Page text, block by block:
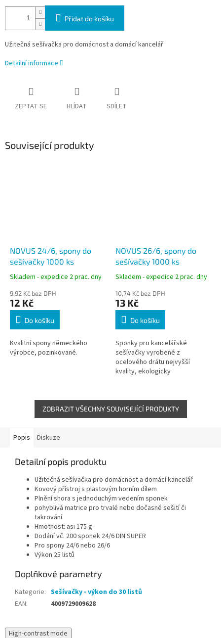
Přidat do košíku
Užitečná sešívačka pro domácnost a domácí kancelář
Detailní informace
ZEPTAT SE HLÍDAT SDÍLET
Související produkty
NOVUS 24/6, spony do
sešívačky 1000 ks
Skladem - expedice 2 prac. dny
9,92 Kč bez DPH
12 Kč
Do košíku
Kvalitní spony německého
výrobce, pozinkované.
NOVUS 26/6, spony do
sešívačky 1000 ks
Skladem - expedice 2 prac. dny
10,74 Kč bez DPH
13 Kč
Do košíku
Sponky pro kancelářské
sešívačky vyrobené z
ocelového drátu nejvyšší
kvality, ekologicky
ZOBRAZIT VŠECHNY SOUVISEJÍCÍ PRODUKTY
Popis Diskuze
Detailní popis produktu
Užitečná sešívačka pro domácnost a domácí kancelář
Kovový přístroj s plastovým horním dílem
Plnění shora s jednoduchým vedením sponek
pohyblivá matrice pro trvalé nebo dočasné sešití či
takrování
Hmotnost: asi 175 g
Dodání vč. 200 sponek 24/6 DIN SUPER
Pro spony 24/6 nebo 26/6
Výkon 25 listů
Doplňkové parametry
Kategorie: Sešívačky - výkon do 30 listů
EAN: 4009729009628
High-contrast mode